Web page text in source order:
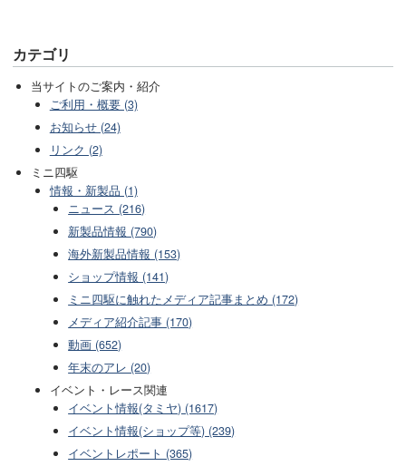
カテゴリ
当サイトのご案内・紹介
ご利用・概要 (3)
お知らせ (24)
リンク (2)
ミニ四駆
情報・新製品 (1)
ニュース (216)
新製品情報 (790)
海外新製品情報 (153)
ショップ情報 (141)
ミニ四駆に触れたメディア記事まとめ (172)
メディア紹介記事 (170)
動画 (652)
年末のアレ (20)
イベント・レース関連
イベント情報(タミヤ) (1617)
イベント情報(ショップ等) (239)
イベントレポート (365)